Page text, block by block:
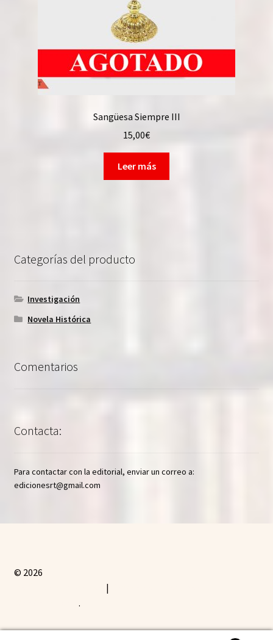
Sangüesa Siempre III
15,00€
Leer más
Categorías del producto
Investigación
Novela Histórica
Comentarios
Contacta:
Para contactar con la editorial, enviar un correo a:
edicionesrt@gmail.com
© 2026
.